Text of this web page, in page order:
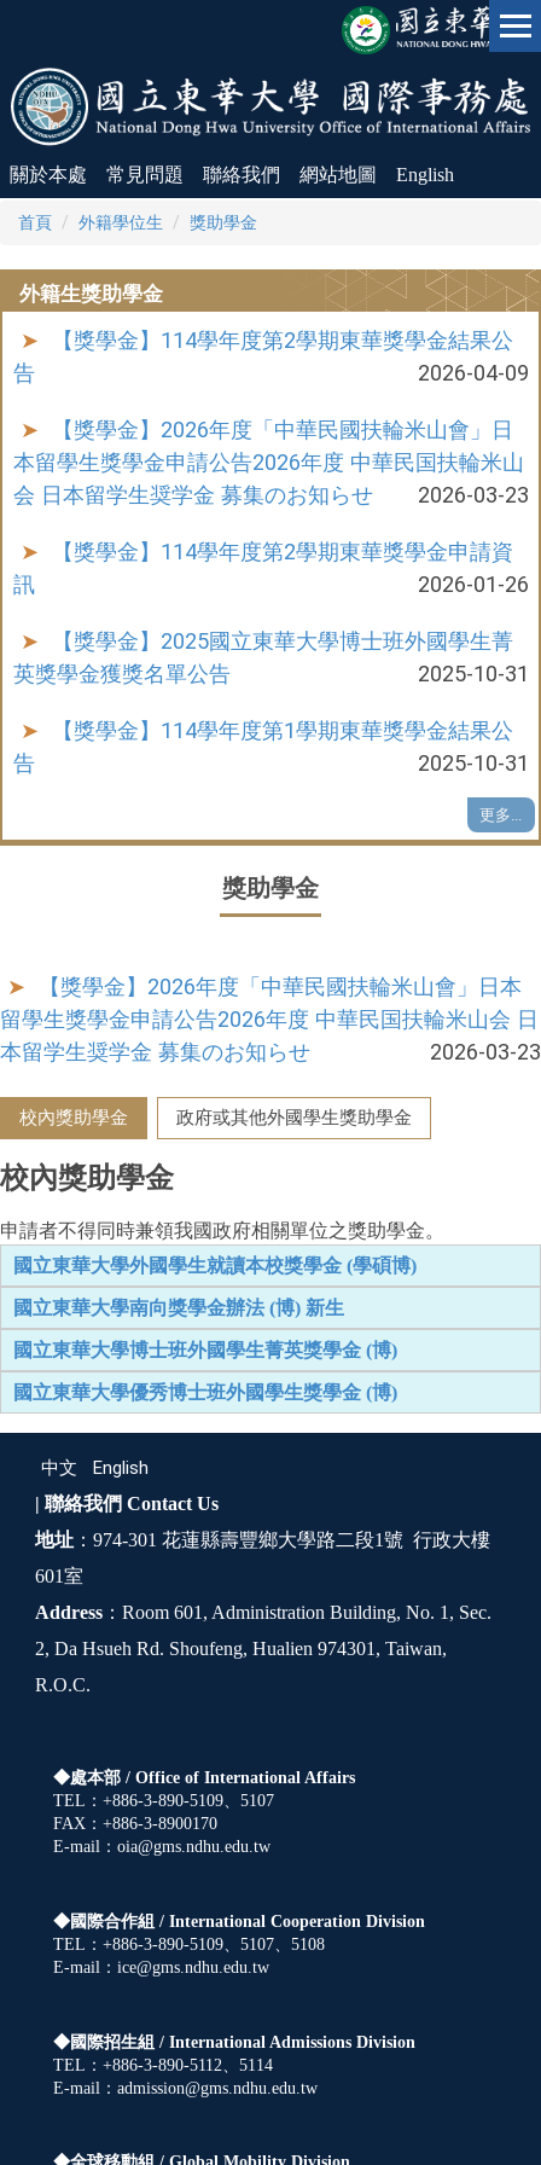
要
內
容
區
關於本處 常見問題 聯絡我們 網站地圖 English
首頁 外籍學位生 獎助學金
外籍生獎助學金
【獎學金】114學年度第2學期東華獎學金結果公
告
2026-04-09
【獎學金】2026年度「中華民國扶輪米山會」日
本留學生獎學金申請公告2026年度 中華民国扶輪米山
会 日本留学生奨学金 募集のお知らせ
2026-03-23
【獎學金】114學年度第2學期東華獎學金申請資
訊
2026-01-26
【獎學金】2025國立東華大學博士班外國學生菁
英獎學金獲獎名單公告
2025-10-31
【獎學金】114學年度第1學期東華獎學金結果公
告
2025-10-31
更多...
獎助學金
【獎學金】2026年度「中華民國扶輪米山會」日本
留學生獎學金申請公告2026年度 中華民国扶輪米山会 日
本留学生奨学金 募集のお知らせ
2026-03-23
校內獎助學金 政府或其他外國學生獎助學金
校內獎助學金
申請者不得同時兼領我國政府相關單位之獎助學金。
國立東華大學外國學生就讀本校獎學金 (學碩博)
國立東華大學南向獎學金辦法 (博) 新生
國立東華大學博士班外國學生菁英獎學金 (博)
國立東華大學優秀博士班外國學生獎學金 (博)
中文 English
| 聯絡我們 Contact Us
地址 ：974-301 花蓮縣壽豐鄉大學路二段1號 行政大樓
601室
Address ：Room 601, Administration Building, No. 1, Sec.
2, Da Hsueh Rd. Shoufeng, Hualien 974301, Taiwan,
R.O.C.
◆處本部 / Office of International Affairs
TEL：+886-3-890-5109、5107
FAX：+886-3-8900170
E-mail：oia@gms.ndhu.edu.tw
◆國際合作組 / International Cooperation Division
TEL：+886-3-890-5109、5107、5108
E-mail：ice@gms.ndhu.edu.tw
◆國際招生組 / International Admissions Division
TEL：+886-3-890-5112、5114
E-mail：admission@gms.ndhu.edu.tw